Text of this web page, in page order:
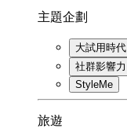
主題企劃
大試用時代
社群影響力
StyleMe
旅遊